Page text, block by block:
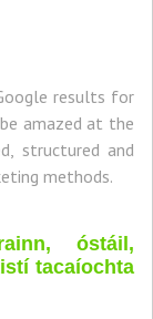
results for
amazed at the
structured and
methods.
óstáil,
tacaíochta